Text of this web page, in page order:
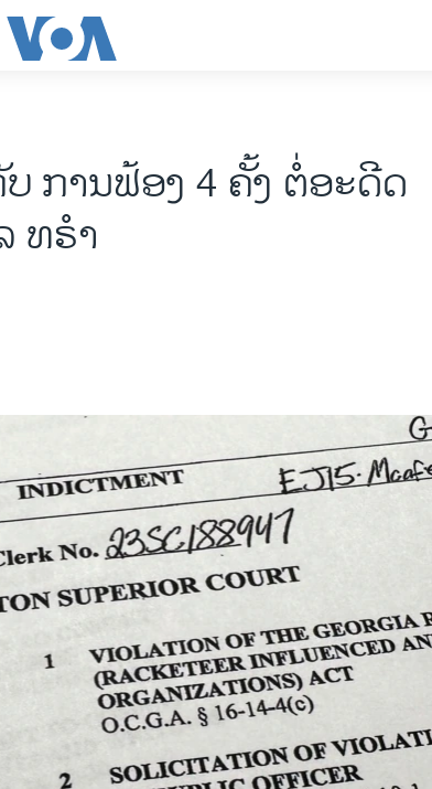
ການຟ້ອງ 4 ຄັ້ງ ຕໍ່ອະດີດ
ທຣຳ